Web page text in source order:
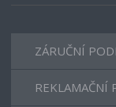
ZÁRUČNÍ
REKLAMAČNÍ